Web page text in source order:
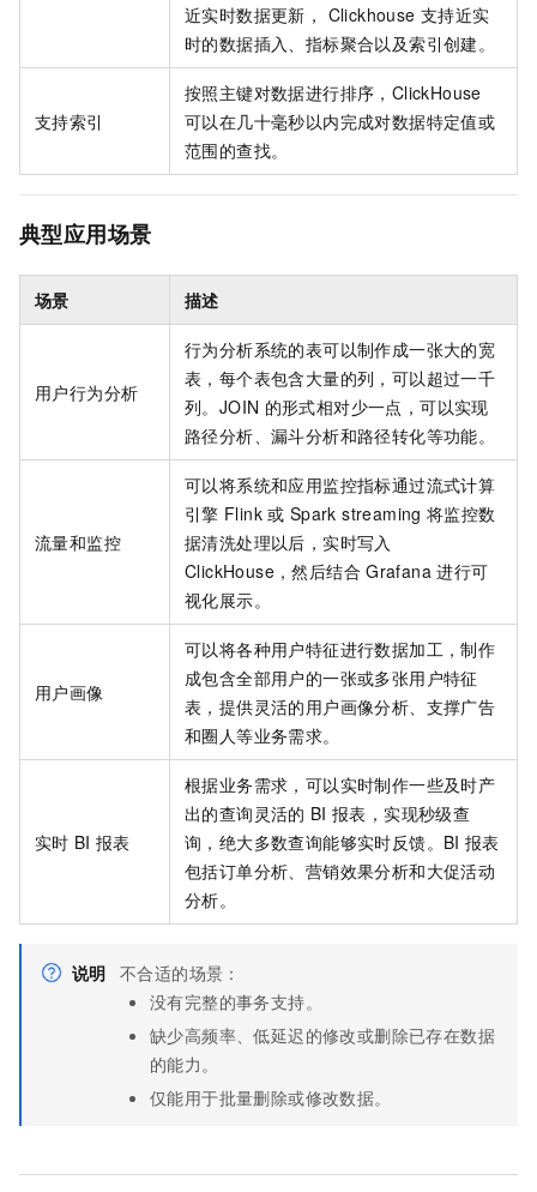
近实时数据更新， Clickhouse 支持近实
时的数据插入、指标聚合以及索引创建。
支持索引
按照主键对数据进行排序，ClickHouse
可以在几十毫秒以内完成对数据特定值或
范围的查找。
典型应用场景
场景 描述
用户行为分析
行为分析系统的表可以制作成一张大的宽
表，每个表包含大量的列，可以超过一千
列。JOIN 的形式相对少一点，可以实现
路径分析、漏斗分析和路径转化等功能。
流量和监控
可以将系统和应用监控指标通过流式计算
引擎 Flink 或 Spark streaming 将监控数
据清洗处理以后，实时写入
ClickHouse，然后结合 Grafana 进行可
视化展示。
用户画像
可以将各种用户特征进行数据加工，制作
成包含全部用户的一张或多张用户特征
表，提供灵活的用户画像分析、支撑广告
和圈人等业务需求。
实时 BI 报表
根据业务需求，可以实时制作一些及时产
出的查询灵活的 BI 报表，实现秒级查
询，绝大多数查询能够实时反馈。BI 报表
包括订单分析、营销效果分析和大促活动
分析。
说明 不合适的场景：
没有完整的事务支持。
缺少高频率、低延迟的修改或删除已存在数据
的能力。
仅能用于批量删除或修改数据。